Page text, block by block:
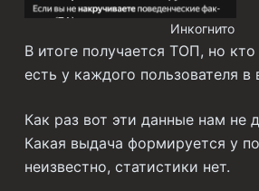
Инкогнито
В итоге получается ТОП, но кто
есть у каждого пользователя в
Как раз вот эти данные нам не
Какая выдача формируется у
неизвестно, статистики нет.